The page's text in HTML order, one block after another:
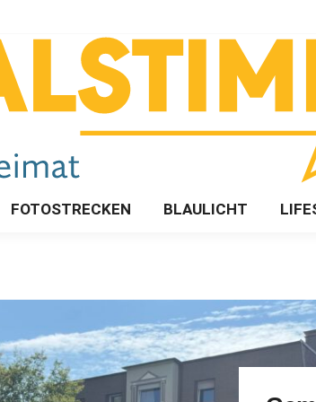
FOTOSTRECKEN BLAULICHT